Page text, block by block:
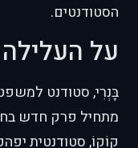
הסטודנטים.
על העלילה
בָּנְרִי, סטודנט
מתחיל פרק חדש
קוֹקוֹ, סטודנטית